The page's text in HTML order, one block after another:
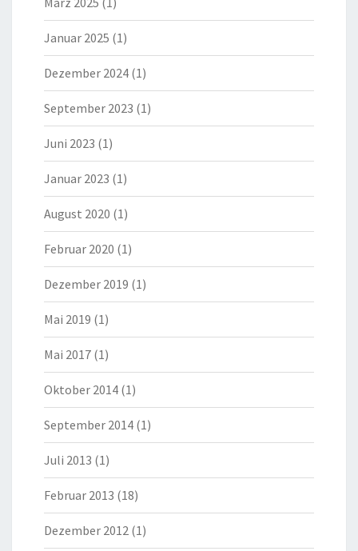
Januar 2025 (1)
Dezember 2024 (1)
September 2023 (1)
Juni 2023 (1)
Januar 2023 (1)
August 2020 (1)
Februar 2020 (1)
Dezember 2019 (1)
Mai 2019 (1)
Mai 2017 (1)
Oktober 2014 (1)
September 2014 (1)
Juli 2013 (1)
Februar 2013 (18)
Dezember 2012 (1)